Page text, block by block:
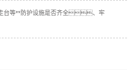
台等**防护设施是否齐全、牢